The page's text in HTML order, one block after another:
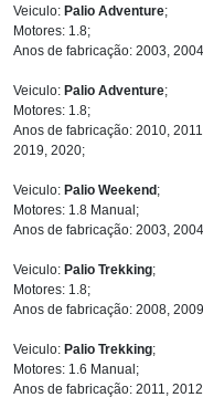
Veiculo: Palio Adventure;
Motores: 1.8;
Anos de fabricação: 2003,
Veiculo: Palio Adventure;
Motores: 1.8;
Anos de fabricação: 2010,
2019, 2020;
Veiculo: Palio Weekend;
Motores: 1.8 Manual;
Anos de fabricação: 2003,
Veiculo: Palio Trekking;
Motores: 1.8;
Anos de fabricação: 2008,
Veiculo: Palio Trekking;
Motores: 1.6 Manual;
Anos de fabricação: 2011,